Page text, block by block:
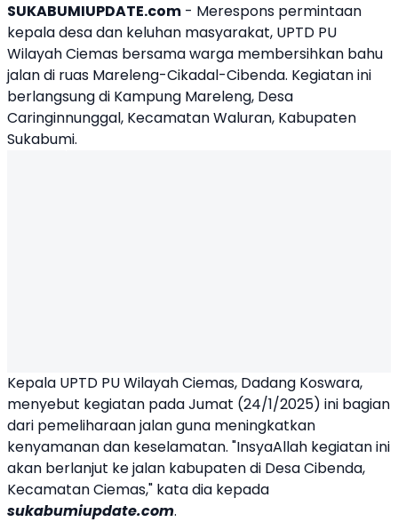
SUKABUMIUPDATE.com - Merespons permintaan
kepala desa dan keluhan masyarakat, UPTD PU
Wilayah Ciemas bersama warga membersihkan bahu
jalan di ruas Mareleng-Cikadal-Cibenda. Kegiatan ini
berlangsung di Kampung Mareleng, Desa
Caringinnunggal, Kecamatan Waluran, Kabupaten
Sukabumi.
Kepala UPTD PU Wilayah Ciemas, Dadang Koswara,
menyebut kegiatan pada Jumat (24/1/2025) ini bagian
dari pemeliharaan jalan guna meningkatkan
kenyamanan dan keselamatan. "InsyaAllah kegiatan ini
akan berlanjut ke jalan kabupaten di Desa Cibenda,
Kecamatan Ciemas," kata dia kepada
sukabumiupdate.com.